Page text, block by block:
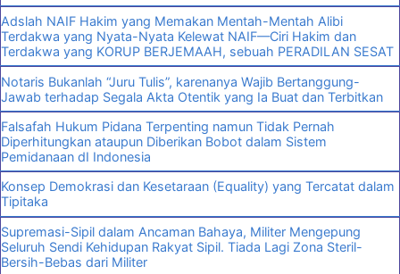
Adslah NAIF Hakim yang Memakan Mentah-Mentah Alibi
Terdakwa yang Nyata-Nyata Kelewat NAIF—Ciri Hakim dan
Terdakwa yang KORUP BERJEMAAH, sebuah PERADILAN SESAT
Notaris Bukanlah “Juru Tulis”, karenanya Wajib Bertanggung-
Jawab terhadap Segala Akta Otentik yang Ia Buat dan Terbitkan
Falsafah Hukum Pidana Terpenting namun Tidak Pernah
Diperhitungkan ataupun Diberikan Bobot dalam Sistem
Pemidanaan dI Indonesia
Konsep Demokrasi dan Kesetaraan (Equality) yang Tercatat dalam
Tipitaka
Supremasi-Sipil dalam Ancaman Bahaya, Militer Mengepung
Seluruh Sendi Kehidupan Rakyat Sipil. Tiada Lagi Zona Steril-
Bersih-Bebas dari Militer